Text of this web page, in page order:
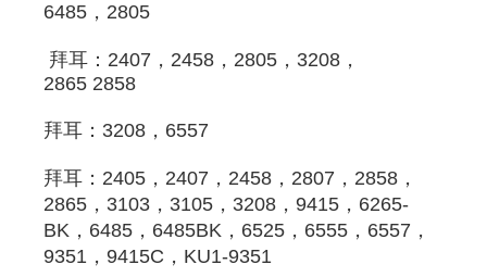
6485， 2805
拜耳 ：2407，2458， 2805 ，3208，
2865 2858
拜耳 ：3208，6557
拜耳 ：2405，2407，2458，2807，2858，
2865，3103，3105，3208，9415，6265-
BK，6485，6485BK，6525，6555，6557，
9351，9415C，KU1-9351